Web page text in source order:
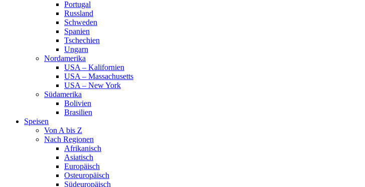
Portugal
Russland
Schweden
Spanien
Tschechien
Ungarn
Nordamerika
USA – Kalifornien
USA – Massachusetts
USA – New York
Südamerika
Bolivien
Brasilien
Speisen
Von A bis Z
Nach Regionen
Afrikanisch
Asiatisch
Europäisch
Osteuropäisch
Südeuropäisch